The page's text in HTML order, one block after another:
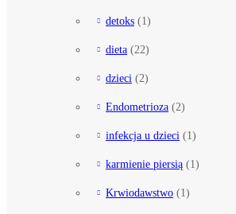
detoks (1)
dieta (22)
dzieci (2)
Endometrioza (2)
infekcja u dzieci (1)
karmienie piersią (1)
Krwiodawstwo (1)